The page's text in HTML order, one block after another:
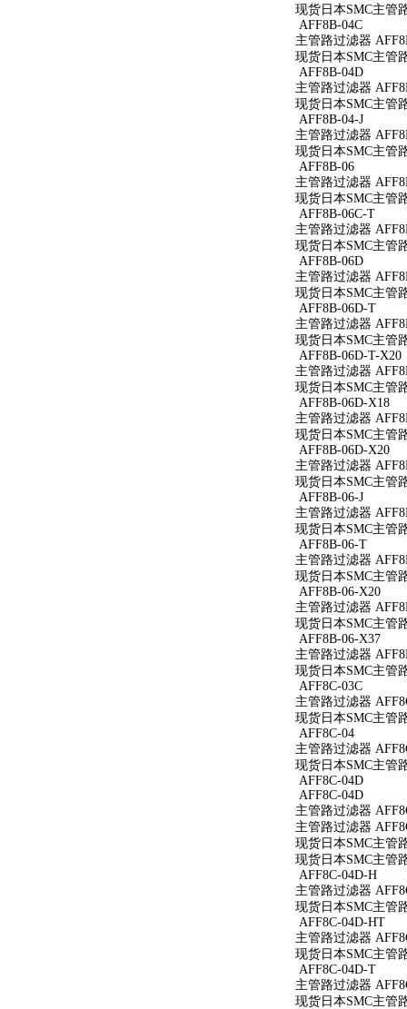
现货日本SMC主管
AFF8B-04C
主管路过滤器
现货日本SMC主管
AFF8B-04D
主管路过滤器
现货日本SMC主管
AFF8B-04-J
主管路过滤器
现货日本SMC主管
AFF8B-06
主管路过滤器
现货日本SMC主管
AFF8B-06C-T
主管路过滤器
现货日本SMC主管
AFF8B-06D
主管路过滤器
现货日本SMC主管
AFF8B-06D-T
主管路过滤器
现货日本SMC主管
AFF8B-06D-T-X20
主管路过滤器
现货日本SMC主管
AFF8B-06D-X18
主管路过滤器
现货日本SMC主管
AFF8B-06D-X20
主管路过滤器
现货日本SMC主管
AFF8B-06-J
主管路过滤器
现货日本SMC主管
AFF8B-06-T
主管路过滤器
现货日本SMC主管
AFF8B-06-X20
主管路过滤器
现货日本SMC主管
AFF8B-06-X37
主管路过滤器
现货日本SMC主管
AFF8C-03C
主管路过滤器
现货日本SMC主管
AFF8C-04
主管路过滤器
现货日本SMC主管
AFF8C-04D
AFF8C-04D
主管路过滤器
主管路过滤器
现货日本SMC主管
现货日本SMC主管
AFF8C-04D-H
主管路过滤器
现货日本SMC主管
AFF8C-04D-HT
主管路过滤器
现货日本SMC主管
AFF8C-04D-T
主管路过滤器
现货日本SMC主管